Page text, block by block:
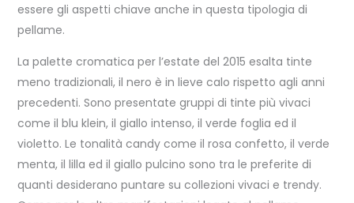
essere gli aspetti chiave anche in questa tipologia di
pellame.
La palette cromatica per l’estate del 2015 esalta tinte
meno tradizionali, il nero è in lieve calo rispetto agli anni
precedenti. Sono presentate gruppi di tinte più vivaci
come il blu klein, il giallo intenso, il verde foglia ed il
violetto. Le tonalità candy come il rosa confetto, il verde
menta, il lilla ed il giallo pulcino sono tra le preferite di
quanti desiderano puntare su collezioni vivaci e trendy.